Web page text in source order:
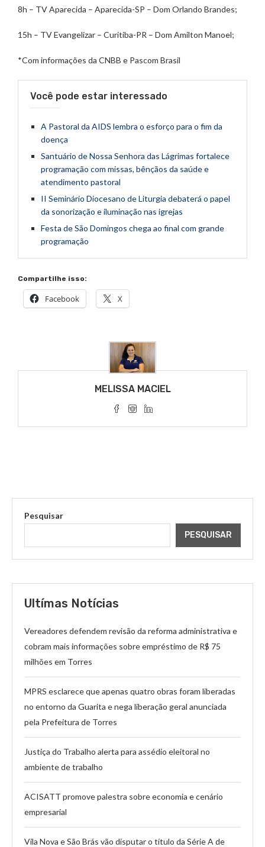
8h – TV Aparecida – Aparecida-SP – Dom Orlando Brandes;
15h – TV Evangelizar – Curitiba-PR – Dom Amilton Manoel;
*Com informações da CNBB e Pascom Brasil
Você pode estar interessado
A Pastoral da AIDS lembra o esforço para o fim da
doença
Santuário de Nossa Senhora das Lágrimas fortalece
programação com missas, bênçãos da saúde e
atendimento pastoral
II Seminário Diocesano de Liturgia debaterá o papel
da sonorização e iluminação nas igrejas
Festa de São Domingos chega ao final com grande
programação
Compartilhe isso:
Facebook X
MELISSA MACIEL
Pesquisar
PESQUISAR
Ultímas Notícias
Vereadores defendem revisão da reforma administrativa e
cobram mais informações sobre empréstimo de R$ 75
milhões em Torres
MPRS esclarece que apenas quatro obras foram liberadas
no entorno da Guarita e nega liberação geral anunciada
pela Prefeitura de Torres
Justiça do Trabalho alerta para assédio eleitoral no
ambiente de trabalho
ACISATT promove palestra sobre economia e cenário
empresarial
Vila Nova e São Brás vão disputar o título da Série A de